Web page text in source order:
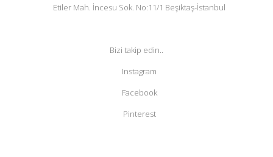
Etiler Mah. İncesu Sok. No:11/1 Beşiktaş-İstanbul
Bizi takip edin..
Instagram
Facebook
Pinterest